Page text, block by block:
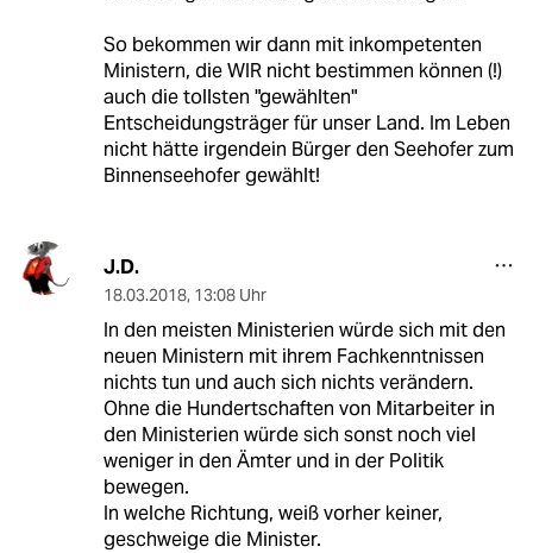
So bekommen wir dann mit inkompetenten
Ministern, die WIR nicht bestimmen können (!)
auch die tollsten "gewählten"
Entscheidungsträger für unser Land. Im Leben
nicht hätte irgendein Bürger den Seehofer zum
Binnenseehofer gewählt!
J.D.
18.03.2018, 13:08 Uhr
In den meisten Ministerien würde sich mit den
neuen Ministern mit ihrem Fachkenntnissen
nichts tun und auch sich nichts verändern.
Ohne die Hundertschaften von Mitarbeiter in
den Ministerien würde sich sonst noch viel
weniger in den Ämter und in der Politik
bewegen.
In welche Richtung, weiß vorher keiner,
geschweige die Minister.